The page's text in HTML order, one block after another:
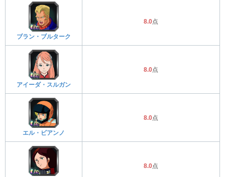
ブラン・ブルターク
8.0点
アイーダ・スルガン
8.0点
エル・ビアンノ
8.0点
8.0点